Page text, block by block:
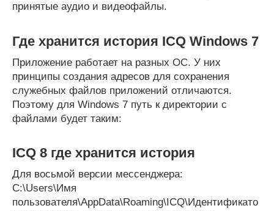
принятые аудио и видеофайлы.
Где хранится история ICQ Windows 7
Приложение работает на разных ОС. У них
принципы создания адресов для сохранения
служебных файлов приложений отличаются.
Поэтому для Windows 7 путь к директории с
файлами будет таким:
ICQ 8 где хранится история
Для восьмой версии мессенджера:
C:\Users\Имя
пользователя\AppData\Roaming\ICQ\Идентификато